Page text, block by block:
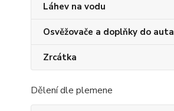
Láhev na vodu
Osvěžovače a doplňky do auta
Zrcátka
Dělení dle plemene